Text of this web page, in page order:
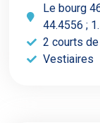
Le bourg
44.4556 ;
2 courts
Vestiaires